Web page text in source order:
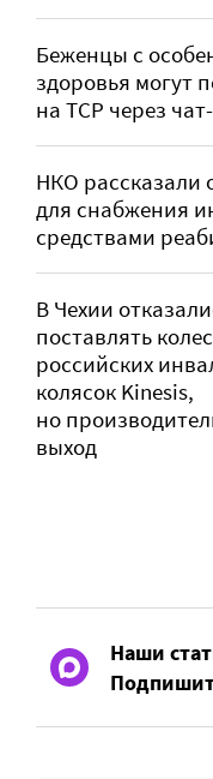
Беженцы с
здоровья могут
на ТСР через
НКО рассказали
для снабжения
средствами
В Чехии
поставлять
российских
колясок Kinesis,
но
выход
Наши